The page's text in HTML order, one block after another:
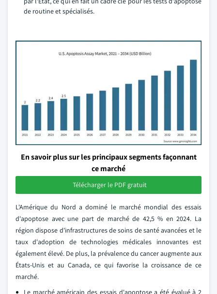
de routine et spécialisés.
En savoir plus sur les principaux segments façonnant
ce marché
Télécharger le PDF gratuit
L'Amérique du Nord a dominé le marché mondial des essais
d'apoptose avec une part de marché de 42,5 % en 2024. La
région dispose d'infrastructures de soins de santé avancées et le
taux d'adoption de technologies médicales innovantes est
également élevé. De plus, la prévalence du cancer augmente aux
États-Unis et au Canada, ce qui favorise la croissance de ce
marché.
Le marché américain des essais d'apoptose a été évalué à 2